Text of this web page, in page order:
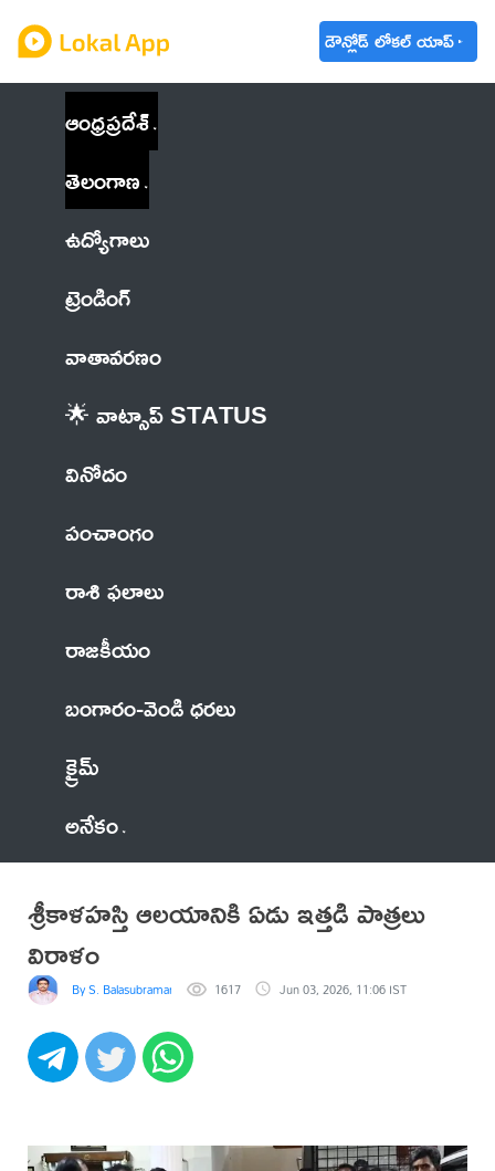
డౌన్లోడ్ లోకల్ యాప్
ఆంధ్రప్రదేశ్
తెలంగాణ
ఉద్యోగాలు
ట్రెండింగ్
వాతావరణం
🌟 వాట్సాప్ STATUS
వినోదం
పంచాంగం
రాశి ఫలాలు
రాజకీయం
బంగారం-వెండి ధరలు
క్రైమ్
అనేకం
శ్రీకాళహస్తి ఆలయానికి ఏడు ఇత్తడి పాత్రలు
విరాళం
By S. Balasubramanyam 1617 Jun 03, 2026, 11:06 IST